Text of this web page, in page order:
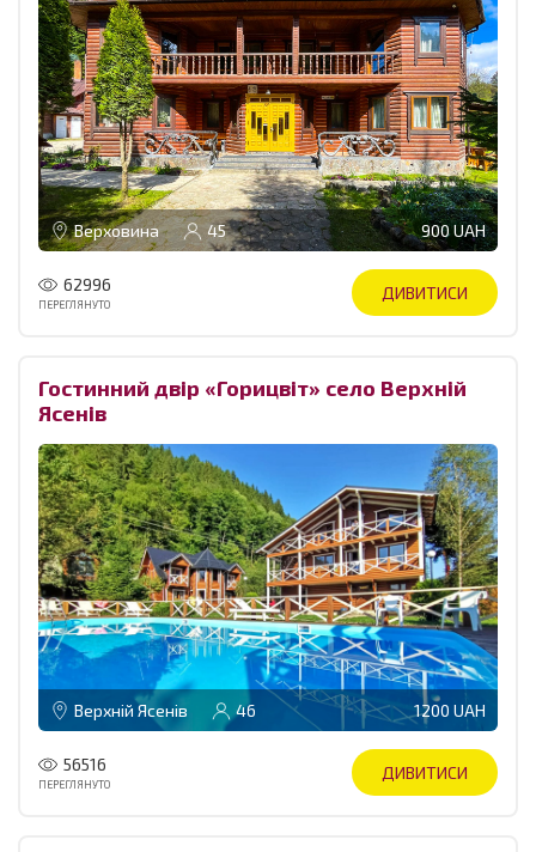
Верховина 45 900 UAH
62996
ПЕРЕГЛЯНУТО
ДИВИТИСИ
Гостинний двір «Горицвіт» село Верхній
Ясенів
Верхній Ясенів 46 1200 UAH
56516
ПЕРЕГЛЯНУТО
ДИВИТИСИ